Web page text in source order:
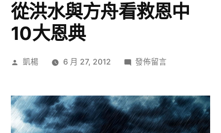
從洪水與方舟看救恩中
10大恩典
作
凱楊 6 月 27, 2012
在
水
與
方
發佈留言